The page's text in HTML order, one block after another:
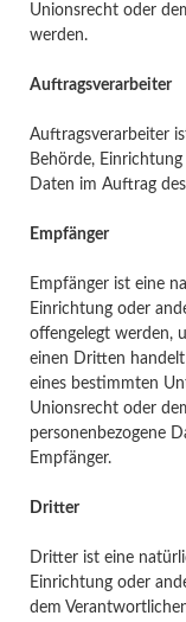
Unionsrecht oder
werden.
Auftragsverarbeiter
Auftragsverarbeiter
Behörde,
Daten im Auftrag
Empfänger
Empfänger ist eine
Einrichtung oder
offengelegt werden,
einen Dritten
eines bestimmten
Unionsrecht oder
personenbezogene
Empfänger.
Dritter
Dritter ist eine
Einrichtung oder
dem